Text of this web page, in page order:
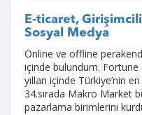
E-ticaret,
Sosyal Medya
Online ve offline
içinde bulundum.
yılları içinde Türkiye’nin
34.sırada Makro Market
pazarlama birimlerini